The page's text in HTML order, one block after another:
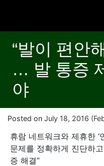
“발이 편안
… 발 통증
야
Posted on July 18, 2016
휴람 네트워크와 제휴한 ‘
문제를 정확하게 진단하
증 해결”